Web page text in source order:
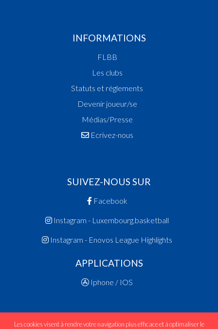
INFORMATIONS
FLBB
Les clubs
Statuts et réglements
Devenir joueur/se
Médias/Presse
Ecrivez-nous
SUIVEZ-NOUS SUR
Facebook
Instagram - Luxembourg.basketball
Instagram - Enovos League Highlights
APPLICATIONS
Iphone / IOS
Les cookies visent à rendre votre navigation plus efficace et à optimaliser le